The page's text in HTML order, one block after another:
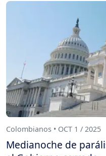
Colombianos • OCT 1 / 2025
Medianoche de